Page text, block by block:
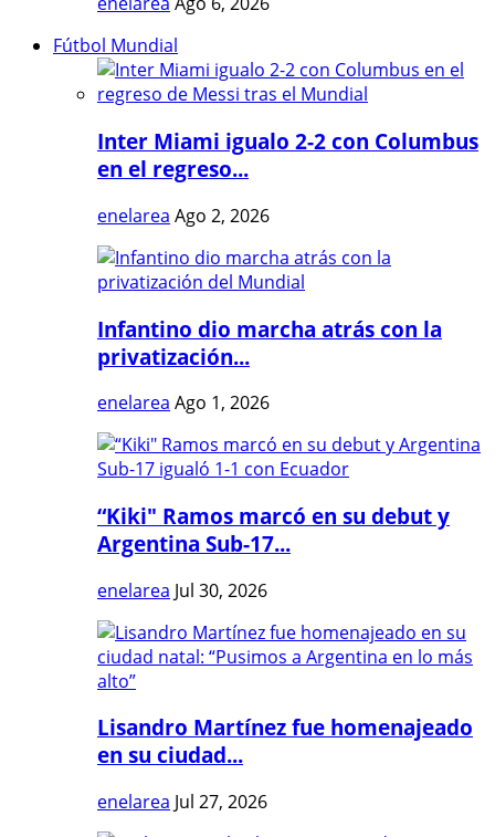
Fútbol Mundial
Inter Miami igualo 2-2 con Columbus
en el regreso...
enelarea Ago 2, 2026
Infantino dio marcha atrás con la
privatización...
enelarea Ago 1, 2026
“Kiki" Ramos marcó en su debut y
Argentina Sub-17...
enelarea Jul 30, 2026
Lisandro Martínez fue homenajeado
en su ciudad...
enelarea Jul 27, 2026